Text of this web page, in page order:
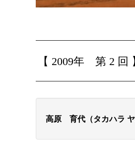
【 2009年 第 2 回
高原 育代（タカハラ